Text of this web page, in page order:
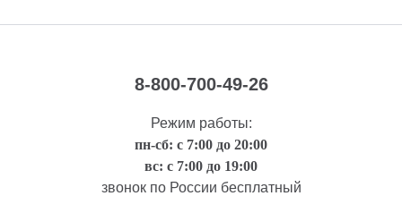
8-800-700-49-26
Режим работы:
пн-сб: с 7:00 до 20:00
вс: с 7:00 до 19:00
звонок по России бесплатный